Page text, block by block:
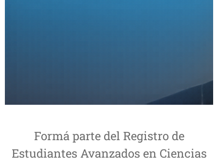
Formá parte del Registro de
Estudiantes Avanzados en Ciencias